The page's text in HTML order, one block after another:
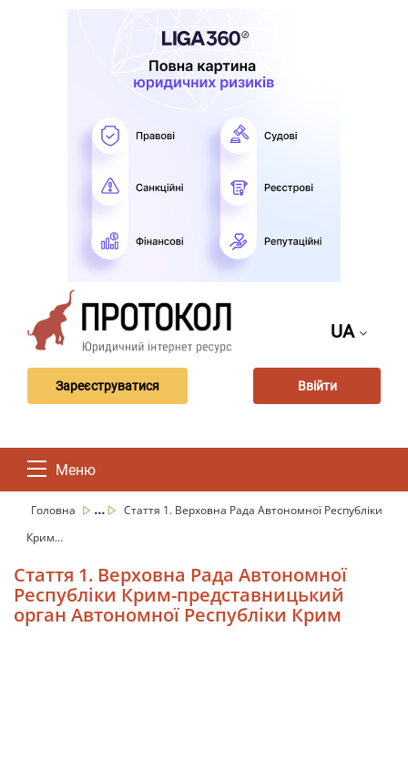
UA
Зареєструватися Ввійти
Меню
Головна ...
Стаття 1. Верховна Рада Автономної Республіки
Крим...
Стаття 1. Верховна Рада Автономної
Республіки Крим-представницький
орган Автономної Республіки Крим